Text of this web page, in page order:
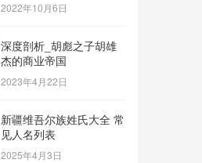
2022年10月6日
深度剖析_胡彪之子胡雄
杰的商业帝国
2023年4月22日
新疆维吾尔族姓氏大全 常
见人名列表
2025年4月3日